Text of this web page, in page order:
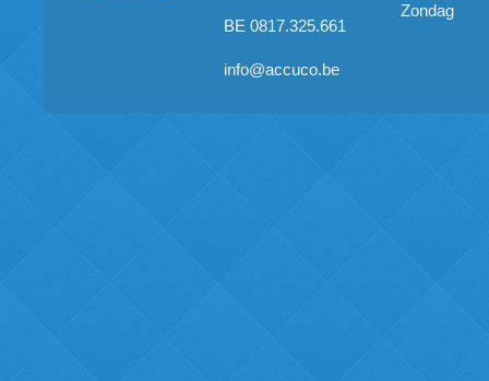
BE 0817.325.661
info@accuco.be
Zondag